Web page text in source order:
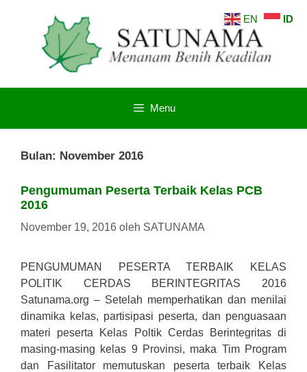
Menu
Bulan: November 2016
Pengumuman Peserta Terbaik Kelas PCB
2016
November 19, 2016 oleh SATUNAMA
PENGUMUMAN PESERTA TERBAIK KELAS
POLITIK CERDAS BERINTEGRITAS 2016
Satunama.org – Setelah memperhatikan dan menilai
dinamika kelas, partisipasi peserta, dan penguasaan
materi peserta Kelas Poltik Cerdas Berintegritas di
masing-masing kelas 9 Provinsi, maka Tim Program
dan Fasilitator memutuskan peserta terbaik Kelas
EN ID